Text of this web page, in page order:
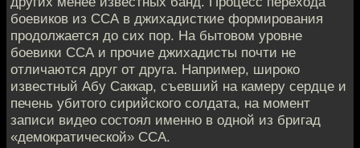
боевиков из ССА в джихадисткие формирования
продолжается до сих пор. На бытовом уровне
боевики ССА и прочие джихадисты почти не
отличаются друг от друга. Например, широко
известный Абу Саккар, съевший на камеру сердце и
печень убитого сирийского солдата, на момент
записи видео состоял именно в одной из бригад
«демократической» ССА.